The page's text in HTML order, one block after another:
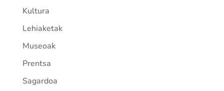
Kultura
Lehiaketak
Museoak
Prentsa
Sagardoa